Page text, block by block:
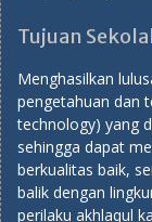
Tujuan
Menghasilkan
pengetahuan dan
technology) yang
sehingga dapat
berkualitas baik,
balik dengan
perilaku akhlaqul